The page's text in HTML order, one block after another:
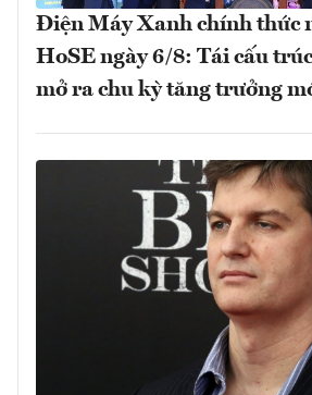
Điện Máy Xanh chính thức
HoSE ngày 6/8: Tái cấu
mở ra chu kỳ tăng trưởng